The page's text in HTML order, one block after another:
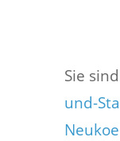
Sie
und-